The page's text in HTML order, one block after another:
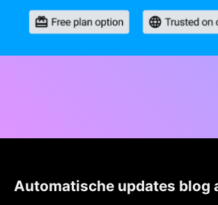
Automatische updates blog